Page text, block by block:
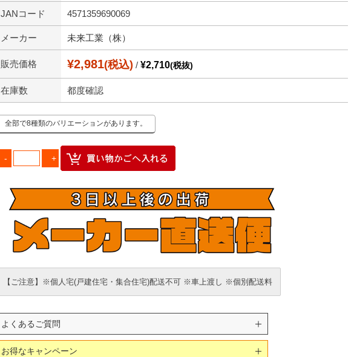
JANコード 4571359690069
メーカー 未来工業（株）
販売価格 ¥2,981(税込) / ¥2,710(税抜)
在庫数 都度確認
全部で8種類のバリエーションがあります。
【ご注意】※個人宅(戸建住宅・集合住宅)配送不可 ※車上渡し ※個別配送料
よくあるご質問
お得なキャンペーン